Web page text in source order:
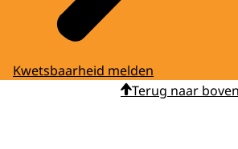
Kwetsbaarheid melden
Terug naar boven